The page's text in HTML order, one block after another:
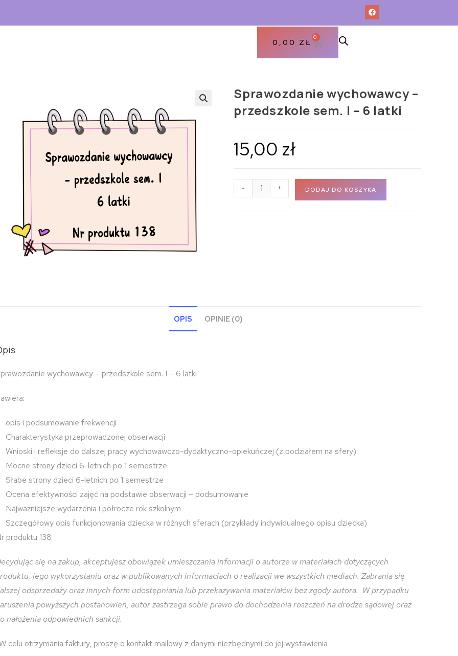
0,00 ZŁ
0
Sprawozdanie wychowawcy –
przedszkole sem. I – 6 latki
15,00 zł
- + DODAJ DO KOSZYKA
OPIS OPINIE (0)
wychowawcy – przedszkole sem. I – 6 latki
opis i podsumowanie frekwencji
Charakterystyka przeprowadzonej obserwacji
Wnioski i refleksje do dalszej pracy wychowawczo-dydaktyczno-opiekuńczej (z podziałem na sfery)
Mocne strony dzieci 6-letnich po 1 semestrze
Słabe strony dzieci 6-letnich po 1 semestrze
Ocena efektywności zajęć na podstawie obserwacji – podsumowanie
Najważniejsze wydarzenia i półrocze rok szkolnym
Szczegółowy opis funkcjonowania dziecka w różnych sferach (przykłady indywidualnego opisu dziecka)
produktu 138
się na zakup, akceptujesz obowiązek umieszczania informacji o autorze w materiałach dotyczących
jego wykorzystaniu oraz w publikowanych informacjach o realizacji we wszystkich mediach. Zabrania się
odsprzedaży oraz innych form udostępniania lub przekazywania materiałów bez zgody autora. W przypadku
powyższych postanowień, autor zastrzega sobie prawo do dochodzenia roszczeń na drodze sądowej oraz
nałożenia odpowiednich sankcji.
celu otrzymania faktury, proszę o kontakt mailowy z danymi niezbędnymi do jej wystawienia